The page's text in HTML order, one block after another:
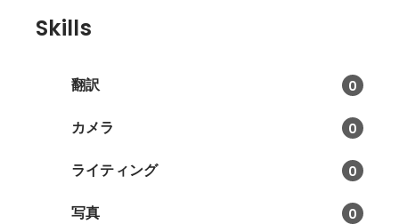
Skills
翻訳 0
カメラ 0
ライティング 0
写真 0